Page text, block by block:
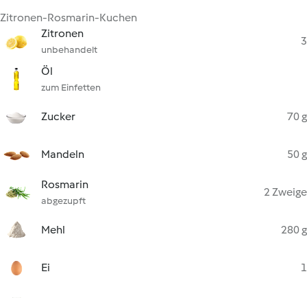
Zitronen-Rosmarin-Kuchen
Zitronen
unbehandelt
3
Öl
zum Einfetten
Zucker 70 g
Mandeln 50 g
Rosmarin
abgezupft
2 Zweige
Mehl 280 g
Ei 1